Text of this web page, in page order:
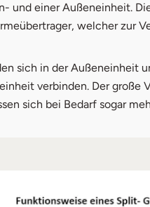
und einer Außeneinheit.
welcher zur
sich in der Außeneinheit
verbinden. Der große
sich bei Bedarf sogar